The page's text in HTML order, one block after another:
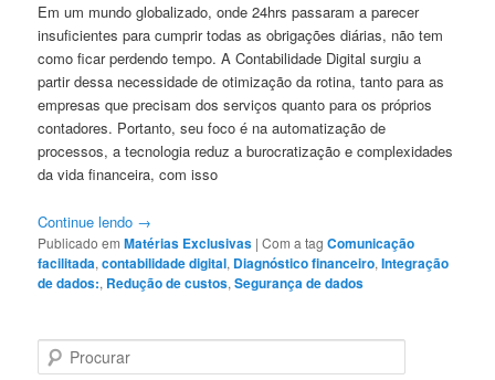
Em um mundo globalizado, onde 24hrs passaram a parecer
insuficientes para cumprir todas as obrigações diárias, não tem
como ficar perdendo tempo. A Contabilidade Digital surgiu a
partir dessa necessidade de otimização da rotina, tanto para as
empresas que precisam dos serviços quanto para os próprios
contadores. Portanto, seu foco é na automatização de
processos, a tecnologia reduz a burocratização e complexidades
da vida financeira, com isso
Continue lendo →
Publicado em Matérias Exclusivas |Com a tagComunicação
facilitada,contabilidade digital, Diagnóstico financeiro,Integração
de dados:, Redução de custos,Segurança de dados
e